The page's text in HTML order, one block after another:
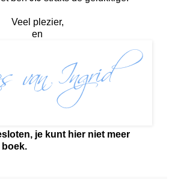
Veel plezier,
en
je kunt hier niet meer
boek.